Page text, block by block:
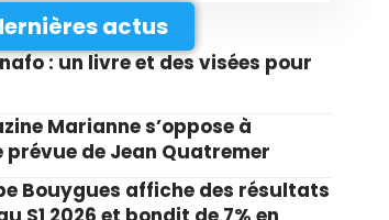
actus
: un livre et des visées pour
Marianne s’oppose à
prévue de Jean Quatremer
Bouygues affiche des résultats